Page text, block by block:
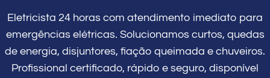
Eletricista 24 horas com atendimento imediato para
emergências elétricas. Solucionamos curtos, quedas
de energia, disjuntores, fiação queimada e chuveiros.
Profissional certificado, rápido e seguro, disponível